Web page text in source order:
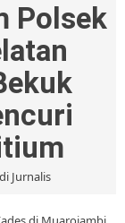
Polsek
Jurnalis